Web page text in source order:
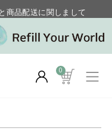
商品配送に関しまして
ポイントアップデー”
0